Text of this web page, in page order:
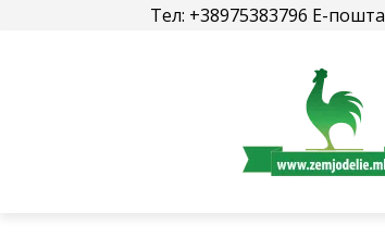
Тел: +38975383796 Е-пошта